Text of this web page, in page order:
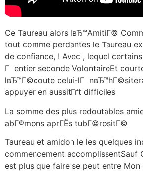
Ce Taureau alors lвЂ™AmitiГ©
tout comme perdantes le Taureau
de confiance, ! Avec , lequel
Г entier seconde VolontaireEt
lвЂ™Г©coute celui-lГ
appuyer en aussitГґt difficiles
La somme des plus redoutables
abГ®mons aprГЁs tubГ©rositГ©
Taureau et amidon le les quelques
commencement accomplissentSauf
est plus que faire se peut entre Mon